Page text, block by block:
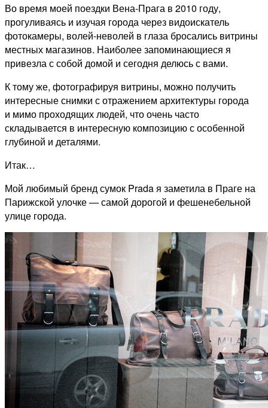
Во время моей поездки Вена-Прага в 2010 году,
прогуливаясь и изучая города через видоискатель
фотокамеры, волей-неволей в глаза бросались витрины
местных магазинов. Наиболее запоминающиеся я
привезла с собой домой и сегодня делюсь с вами.
К тому же, фотографируя витрины, можно получить
интересные снимки с отражением архитектуры города
и мимо проходящих людей, что очень часто
складывается в интересную композицию с особенной
глубиной и деталями.
Итак…
Мой любимый бренд сумок Prada я заметила в Праге на
Парижской улочке — самой дорогой и фешенебельной
улице города.